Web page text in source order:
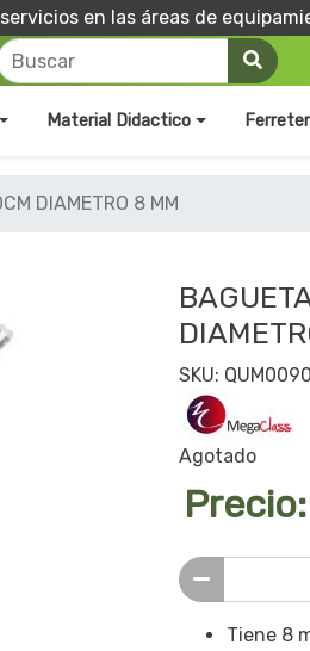
en las áreas de
Material Didactico
DIAMETRO 8 MM
SKU: QUM0090
Agotado
Precio:
Tiene 8